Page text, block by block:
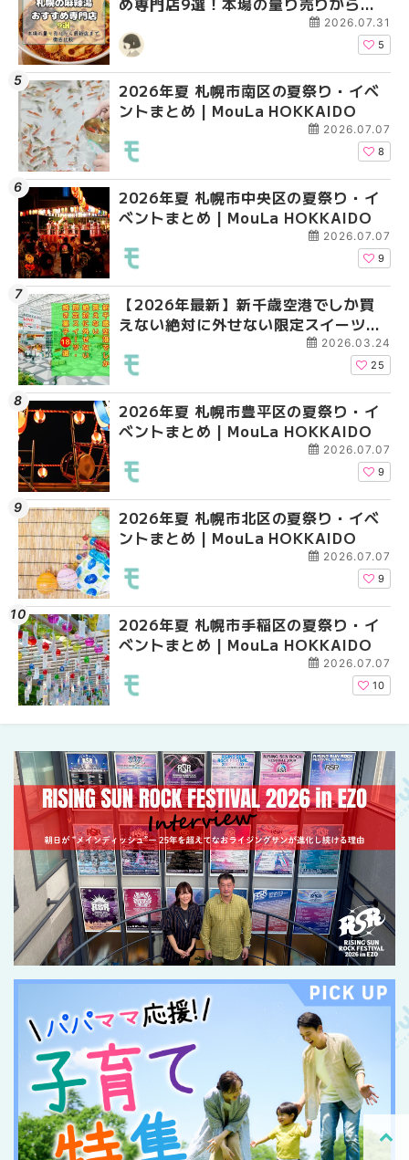
新店まで徹底比較 | MouLa
HOKKAIDO
2026.07.31
5
2026年夏 札幌市南区の夏祭り・イベ
ントまとめ | MouLa HOKKAIDO
2026.07.07
8
2026年夏 札幌市中央区の夏祭り・イ
ベントまとめ | MouLa HOKKAIDO
2026.07.07
9
【2026年最新】新千歳空港でしか買
えない絶対に外せない限定スイーツ・
焼き菓子18選 | MouLa HOKKAIDO
2026.03.24
25
2026年夏 札幌市豊平区の夏祭り・イ
ベントまとめ | MouLa HOKKAIDO
2026.07.07
9
2026年夏 札幌市北区の夏祭り・イベ
ントまとめ | MouLa HOKKAIDO
2026.07.07
9
2026年夏 札幌市手稲区の夏祭り・イ
ベントまとめ | MouLa HOKKAIDO
2026.07.07
10
2026年夏 札幌市白石
ベントまとめ |
2026年夏 札幌市清田
ベントまとめ |
2026年夏 札幌市南区
ントまとめ | MouLa
2026年夏 札幌市豊平
ベントまとめ |
2026年夏 札幌市中央
ベントまとめ |
2026年夏 恵庭市・千
イベントまとめ |
2026年夏 札幌市手稲
ベントまとめ |
札幌の麻辣湯（マーラ
め専門店6選！本場の
新店まで徹底比較 |
2026年夏 札幌市清田
ベントまとめ |
【2026年最新】新千
えない絶対に外せない
焼き菓子18選 |
【新千歳空港】新カー
業。「SUPER
ーパーラウンジアネッ
介！！ | MouLa
2026年夏 札幌市豊平
ベントまとめ |